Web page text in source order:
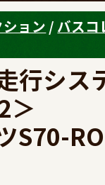
ョン / バスコ
行シス
＞
S70-